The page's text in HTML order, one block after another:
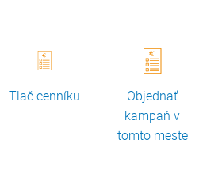
Tlač cenníku
Objednať
kampaň v
tomto meste